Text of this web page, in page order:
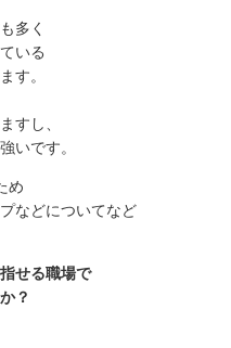
多く
いる
す。
すし、
いです。
め
などについてなど
せる職場で
？